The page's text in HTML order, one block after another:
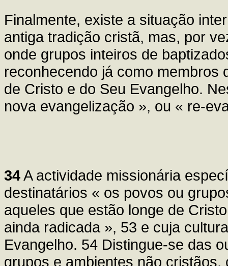
Finalmente, existe a situação
antiga tradição cristã, mas, por
onde grupos inteiros de
reconhecendo já como membros
de Cristo e do Seu Evangelho.
nova evangelização », ou « re-
34A actividade missionária
destinatários « os povos ou
aqueles que estão longe de
ainda radicada », 53 e cuja
Evangelho. 54 Distingue-se das
grupos e ambientes não